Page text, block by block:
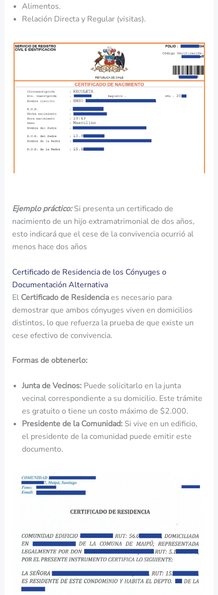
Alimentos.
Relación Directa y Regular (visitas).
Ejemplo práctico:Si presenta un certificado de
nacimiento de un hijo extramatrimonial de dos años,
esto indicará que el cese de la convivencia ocurrió al
menos hace dos años
Certificado de Residencia de los Cónyuges o
Documentación Alternativa
El Certificado de Residenciaes necesario para
demostrar que ambos cónyuges viven en domicilios
distintos, lo que refuerza la prueba de que existe un
cese efectivo de convivencia.
Formas de obtenerlo:
Junta de Vecinos:Puede solicitarlo en la junta
vecinal correspondiente a su domicilio. Este trámite
es gratuito o tiene un costo máximo de $2.000.
Presidente de la Comunidad:Si vive en un edificio,
el presidente de la comunidad puede emitir este
documento.